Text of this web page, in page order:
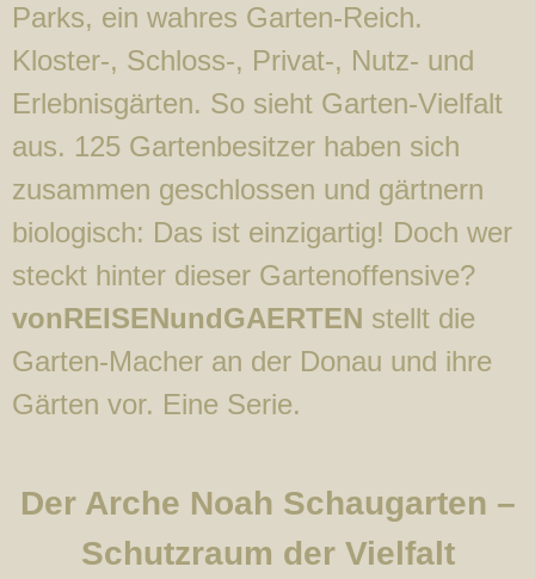
Parks, ein wahres Garten-Reich.
Kloster-, Schloss-, Privat-, Nutz- und
Erlebnisgärten. So sieht Garten-Vielfalt
aus. 125 Gartenbesitzer haben sich
zusammen geschlossen und gärtnern
biologisch: Das ist einzigartig! Doch wer
steckt hinter dieser Gartenoffensive?
vonREISENundGAERTEN stellt die
Garten-Macher an der Donau und ihre
Gärten vor. Eine Serie.
Der Arche Noah Schaugarten –
Schutzraum der Vielfalt